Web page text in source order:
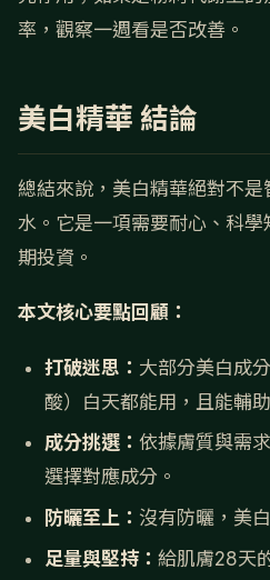
率，觀察一週看是否改善。
美白精華 結論
總結來說，美白精華絕對不
水。它是一項需要耐心、科
期投資。
本文核心要點回顧：
打破迷思： 大部分美白成
酸）白天都能用，且能輔
成分挑選： 依據膚質與需
選擇對應成分。
防曬至上： 沒有防曬，美
足量與堅持： 給肌膚28天